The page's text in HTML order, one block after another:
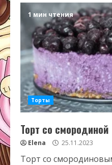
1 мин чтения
Торты
Торт со смородиной
Elena 25.11.2023
Торт со